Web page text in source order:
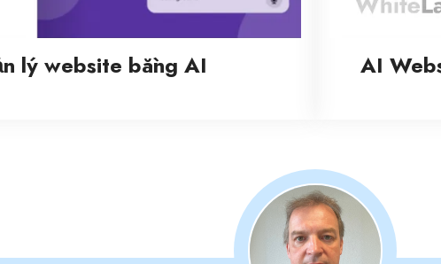
lý website bằng AI
AI